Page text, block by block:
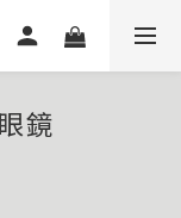
鏡